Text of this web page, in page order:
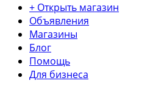
+ Открыть магазин
Объявления
Магазины
Блог
Помощь
Для бизнеса